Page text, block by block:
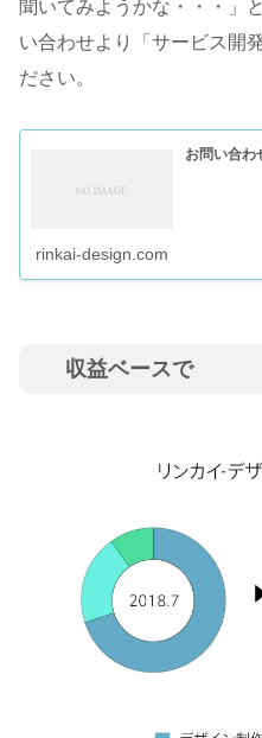
聞いてみようかな・・・」
い合わせより「サービス開
ださい。
お問い合わ
rinkai-design.com
収益ベースで